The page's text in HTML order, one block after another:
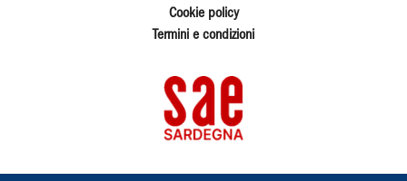
Cookie policy
Termini e condizioni